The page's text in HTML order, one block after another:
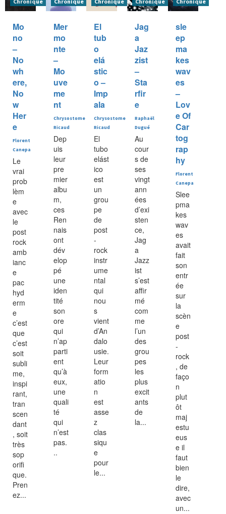
Mo
no
–
No
wh
ere,
No
w
Her
e
Florent
Canepa
Le
vrai
prob
lèm
e
avec
le
post
rock
amb
ianc
e
pac
hyd
erm
e
c’est
que
c’est
soit
subli
me,
inspi
rant,
tran
scen
dant
, soit
très
sop
orifi
que.
Pren
ez...
Mer
mo
nte
–
Mo
uve
me
nt
Chrysostome
Ricaud
Dep
uis
leur
pre
mier
albu
m,
ces
Ren
nais
ont
dév
elop
pé
une
iden
tité
son
ore
qui
n’ap
parti
ent
qu’à
eux,
une
quali
té
qui
n’est
pas.
..
El
tub
o
elá
stic
o –
Imp
ala
Chrysostome
Ricaud
El
tubo
elást
ico
est
un
grou
pe
de
post
-
rock
instr
ume
ntal
qui
nou
s
vient
d’An
dalo
usie.
Leur
form
atio
n
est
asse
z
clas
siqu
e
pour
le...
Jag
a
Jaz
zist
–
Sta
rfir
e
Raphaël
Dugué
Au
cour
s de
ses
vingt
ann
ées
d’exi
sten
ce,
Jag
a
Jazz
ist
s’est
affir
mé
com
me
l’un
des
grou
pes
les
plus
excit
ants
de
la...
sle
ep
ma
kes
wav
es
–
Lov
e Of
Car
tog
rap
hy
Florent
Canepa
Slee
pma
kes
wav
es
avait
fait
son
entr
ée
sur
la
scèn
e
post
-
rock
, de
faço
n
plut
ôt
maj
estu
eus
e il
faut
bien
le
dire,
avec
un...